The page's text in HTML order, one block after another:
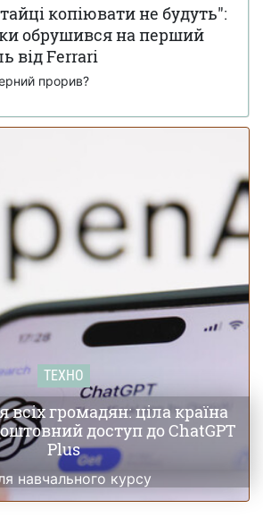
епохи: Ford Focus зняли з
27 років на ринку (фото)
копіювати не будуть":
обрушився на перший
від Ferrari
прорив?
ТЕХНО
всіх громадян: ціла країна
доступ до ChatGPT
Plus
навчального курсу